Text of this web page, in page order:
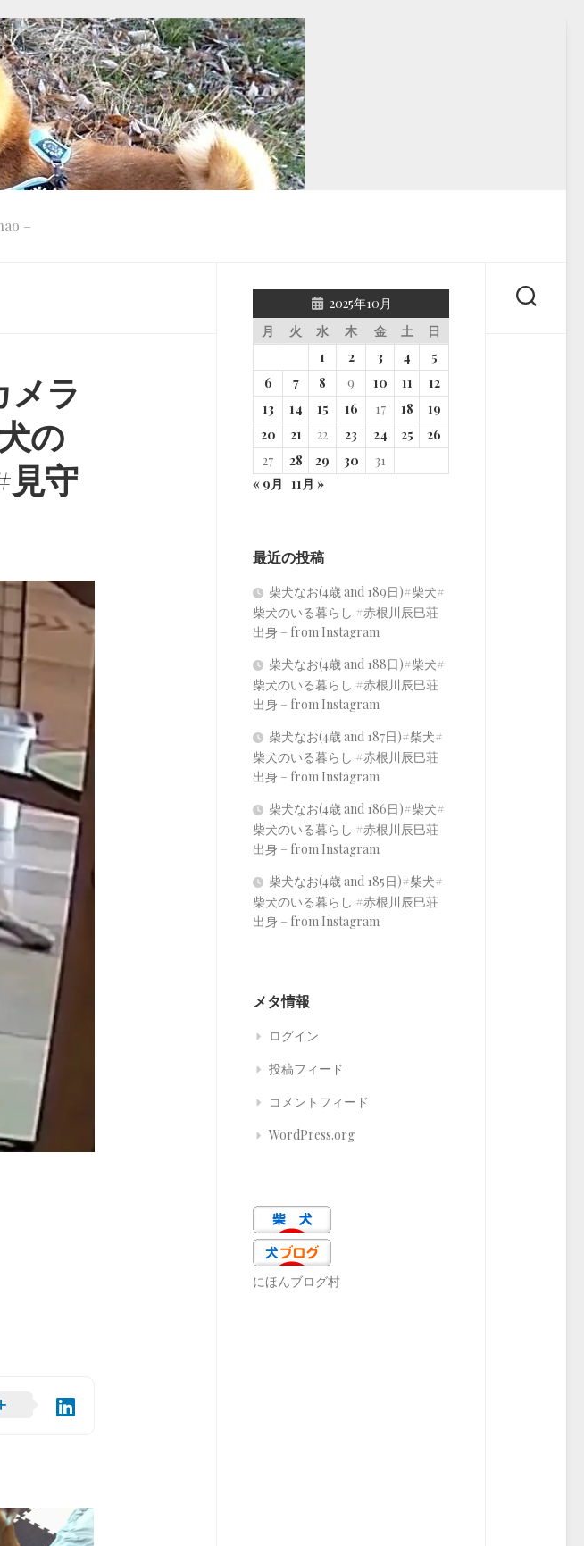
–
メラ
の
見守
2025年10月
月
火 水 木 金 土
日
1
2 3 4
5
6
7 8 9 10 11
12
13
14 15 16 17 18
19
20
21 22 23 24 25
26
27
28 29 30
31
« 9月 11月 »
最近の投稿
柴犬なお(4歳 and 189日)#柴犬#
柴犬のいる暮らし #赤根川辰巳荘
出身 – from Instagram
柴犬なお(4歳 and 188日)#柴犬#
柴犬のいる暮らし #赤根川辰巳荘
出身 – from Instagram
柴犬なお(4歳 and 187日)#柴犬#
柴犬のいる暮らし #赤根川辰巳荘
出身 – from Instagram
柴犬なお(4歳 and 186日)#柴犬#
柴犬のいる暮らし #赤根川辰巳荘
出身 – from Instagram
柴犬なお(4歳 and 185日)#柴犬#
柴犬のいる暮らし #赤根川辰巳荘
出身 – from Instagram
メタ情報
ログイン
投稿フィード
コメントフィード
WordPress.org
にほんブログ村